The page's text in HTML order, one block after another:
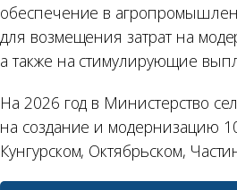
обеспечение в
для возмещения затрат на
а также на стимулирующие
На 2026 год в Министерство
на создание и модернизацию
Кунгурском, Октябрьском,